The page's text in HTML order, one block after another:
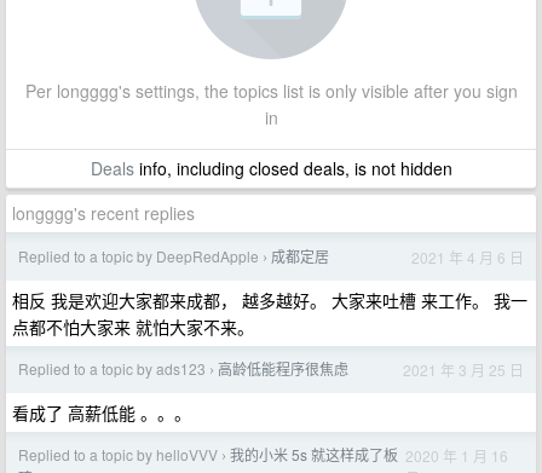
Per longggg's settings, the topics list is only visible after you sign
in
Dealsinfo, including closed deals, is not hidden
longggg's recent replies
Replied to a topic by DeepRedApple › 成都定居 2021 年 4 月 6 日
相反 我是欢迎大家都来成都， 越多越好。 大家来吐槽 来工作。 我一
点都不怕大家来 就怕大家不来。
Replied to a topic by ads123 › 高龄低能程序很焦虑 2021 年 3 月 25 日
看成了 高薪低能 。。。
Replied to a topic by helloVVV › 我的小米 5s 就这样成了板 2020 年 1 月 16